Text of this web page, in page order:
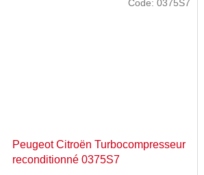
Peugeot Citroën Turbocompresseur
reconditionné 0375S7
Code: 0375S7